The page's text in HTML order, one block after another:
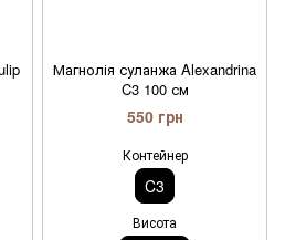
Магнолія суланжа Alexandrina
C3 100 см
550 грн
Контейнер
C3
Висота